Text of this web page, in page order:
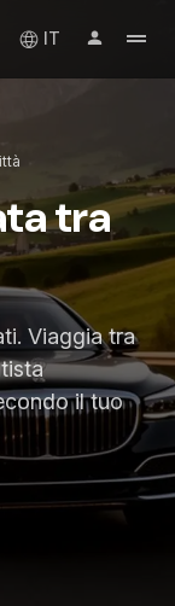
IT
tra
Viaggia tra
il tuo